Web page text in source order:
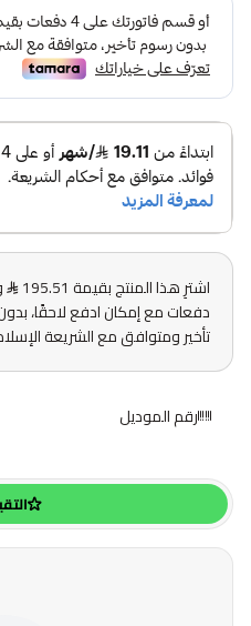
اشترِ هذا المنتج بقيمة 195.51
دفعات مع إمكان ادفع لاحقًا،
تأخير ومتوافق مع الشريعة
رقم الموديل